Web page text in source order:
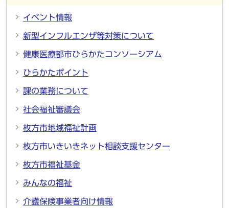
イベント情報
新型インフルエンザ等対策について
健康医療都市ひらかたコンソーシアム
ひらかたポイント
課の業務について
社会福祉審議会
枚方市地域福祉計画
枚方市いきいきネット相談支援センター
枚方市福祉基金
みんなの福祉
介護保険事業者向け情報